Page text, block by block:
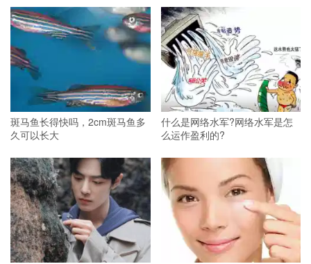
斑马鱼长得快吗，2cm斑马鱼多
久可以长大
什么是网络水军?网络水军是怎
么运作盈利的?